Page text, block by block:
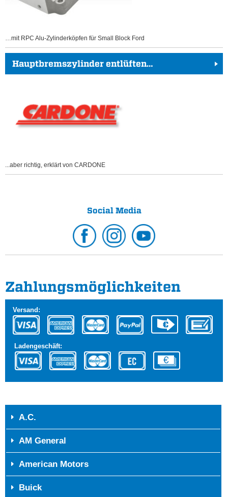
…mit RPC Alu-Zylinderköpfen für Small Block Ford
Hauptbremszylinder entlüften…
...aber richtig, erklärt von CARDONE
Social Media
Zahlungs­möglichkeiten
Versand:
Ladengeschäft:
A.C.
AM General
American Motors
Buick